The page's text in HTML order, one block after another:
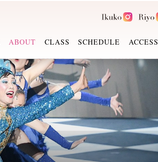
ABOUT CLASS SCHEDULE ACCESS